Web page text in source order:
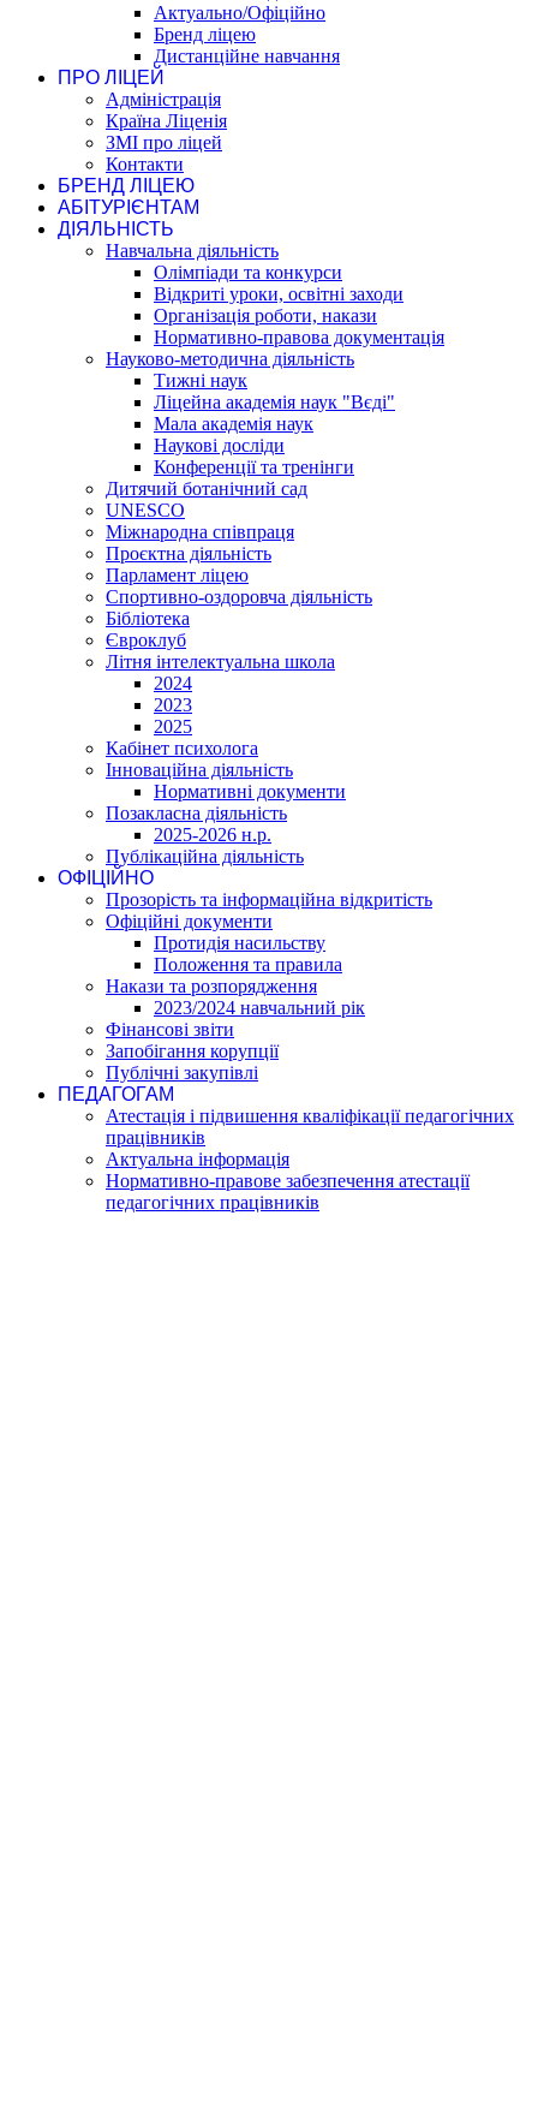
Актуально/Офіційно
Бренд ліцею
Дистанційне навчання
ПРО ЛІЦЕЙ
Адміністрація
Країна Ліценія
ЗМІ про ліцей
Контакти
БРЕНД ЛІЦЕЮ
АБІТУРІЄНТАМ
ДІЯЛЬНІСТЬ
Навчальна діяльність
Олімпіади та конкурси
Відкриті уроки, освітні заходи
Організація роботи, накази
Нормативно-правова документація
Науково-методична діяльність
Тижні наук
Ліцейна академія наук "Вєді"
Мала академія наук
Наукові досліди
Конференції та тренінги
Дитячий ботанічний сад
UNESCO
Міжнародна співпраця
Проєктна діяльність
Парламент ліцею
Спортивно-оздоровча діяльність
Бібліотека
Євроклуб
Літня інтелектуальна школа
2024
2023
2025
Кабінет психолога
Інноваційна діяльність
Нормативні документи
Позакласна діяльність
2025-2026 н.р.
Публікаційна діяльність
ОФІЦІЙНО
Прозорість та інформаційна відкритість
Офіційні документи
Протидія насильству
Положення та правила
Накази та розпорядження
2023/2024 навчальний рік
Фінансові звіти
Запобігання корупції
Публічні закупівлі
ПЕДАГОГАМ
Атестація і підвишення кваліфікації педагогічних
працівників
Актуальна інформація
Нормативно-правове забезпечення атестації
педагогічних працівників